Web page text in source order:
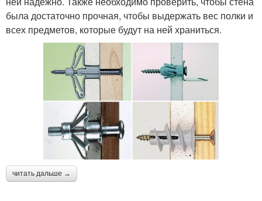
была достаточно прочная, чтобы выдержать вес полки и
всех предметов, которые будут на ней храниться.
читать дальше →